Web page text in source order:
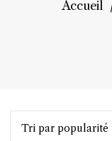
Accueil
Tri par popularité